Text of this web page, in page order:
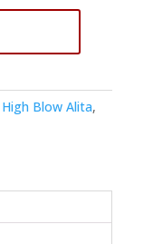
High Blow Alita,